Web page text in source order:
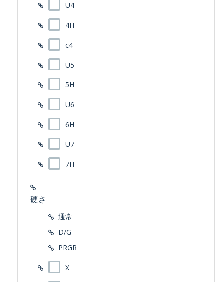
U4
4H
c4
U5
5H
U6
6H
U7
7H
硬さ
通常
D/G
PRGR
X